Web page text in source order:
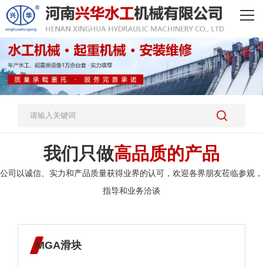
网站首页
产品中心
厂区实力
联系我们
我们只做高品质的产品
公司以诚信、实力和产品质量获得业界的认可，欢迎各界朋友莅临参观，
指导和业务洽谈
MGA滑块